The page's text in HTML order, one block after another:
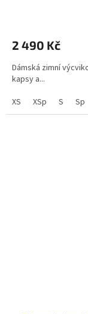
2 490 Kč
Dámská zimní
kapsy a...
XS
XSp S Sp